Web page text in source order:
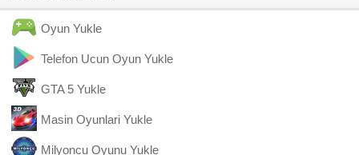
Oyun Yukle
Telefon Ucun Oyun Yukle
GTA 5 Yukle
Masin Oyunlari Yukle
Milyoncu Oyunu Yukle